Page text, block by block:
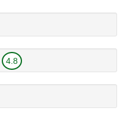
4.8